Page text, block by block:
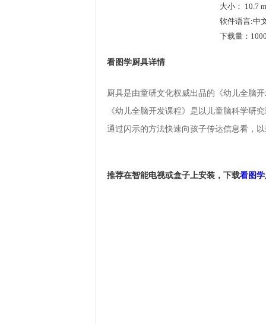
大小： 10.7
软件语言:中
下载量：
看图学厨具详情
厨具是由童研文化权威出品的《幼儿全脑
《幼儿全脑开发课程》是以儿童脑科学研
通过闪示的方法快速向孩子传达信息看，
推荐在智能电视或盒子上安装，下载看图